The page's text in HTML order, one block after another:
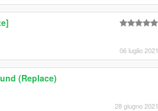
06 luglio 2021
(Replace)
28 giugno 2021